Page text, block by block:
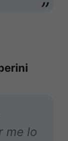
me lo